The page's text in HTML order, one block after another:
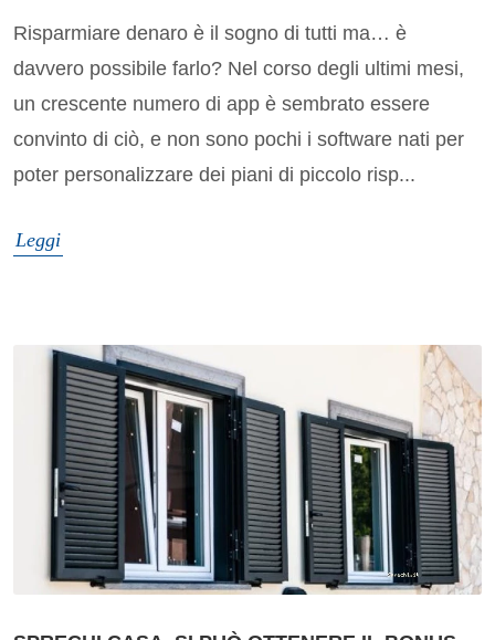
Risparmiare denaro è il sogno di tutti ma… è
davvero possibile farlo? Nel corso degli ultimi mesi,
un crescente numero di app è sembrato essere
convinto di ciò, e non sono pochi i software nati per
poter personalizzare dei piani di piccolo risp...
Leggi